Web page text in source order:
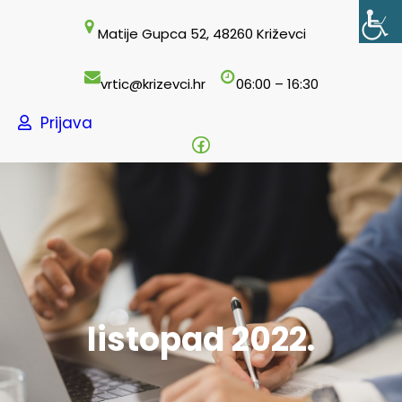
Matije Gupca 52, 48260 Križevci
vrtic@krizevci.hr 06:00 – 16:30
Prijava
Facebook
listopad 2022.